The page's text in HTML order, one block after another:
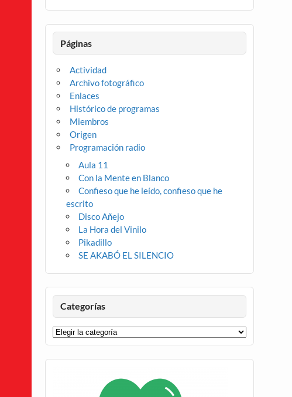
Páginas
Actividad
Archivo fotográfico
Enlaces
Histórico de programas
Miembros
Origen
Programación radio
Aula 11
Con la Mente en Blanco
Confieso que he leído, confieso que he
escrito
Disco Añejo
La Hora del Vinilo
Pikadillo
SE AKABÓ EL SILENCIO
Categorías
Categorías